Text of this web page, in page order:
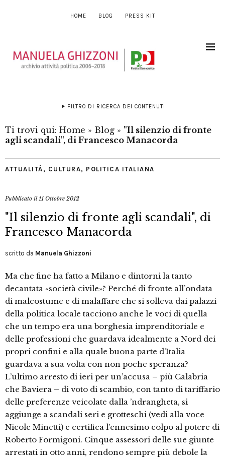
HOME BLOG PRESS KIT
FILTRO DI RICERCA DEI CONTENUTI
Ti trovi qui: Home » Blog » "Il silenzio di fronte
agli scandali", di Francesco Manacorda
ATTUALITÀ , CULTURA, POLITICA ITALIANA
Pubblicato il11 Ottobre 2012
"Il silenzio di fronte agli scandali", di
Francesco Manacorda
scritto da Manuela Ghizzoni
Ma che fine ha fatto a Milano e dintorni la tanto
decantata «società civile»? Perché di fronte all’ondata
di malcostume e di malaffare che si solleva dai palazzi
della politica locale tacciono anche le voci di quella
che un tempo era una borghesia imprenditoriale e
delle professioni che guardava idealmente a Nord dei
propri confini e alla quale buona parte d’Italia
guardava a sua volta con non poche speranza?
L’ultimo arresto di ieri per un’accusa – più Calabria
che Baviera – di voto di scambio, con tanto di tariffario
delle preferenze veicolate dalla ’ndrangheta, si
aggiunge a scandali seri e grotteschi (vedi alla voce
Nicole Minetti) e certifica l’ennesimo colpo al potere di
Roberto Formigoni. Cinque assessori delle sue giunte
arrestati in otto anni, rendono sempre più debole la